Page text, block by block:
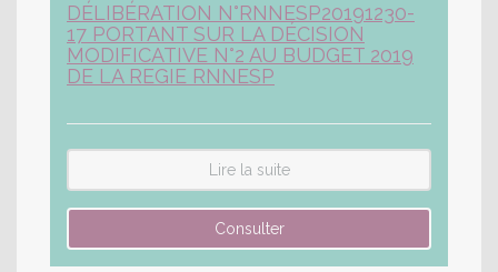
DÉLIBÉRATION N°RNNESP20191230-
17 PORTANT SUR LA DÉCISION
MODIFICATIVE N°2 AU BUDGET 2019
DE LA REGIE RNNESP
Lire la suite